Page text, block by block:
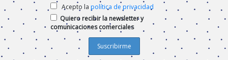
Acepto la política de privacidad
Quiero recibir la newsletter y
comunicaciones comerciales